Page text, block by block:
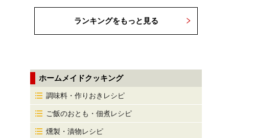
ランキングをもっと見る
ホームメイドクッキング
調味料・作りおきレシピ
ご飯のおとも・佃煮レシピ
燻製・漬物レシピ